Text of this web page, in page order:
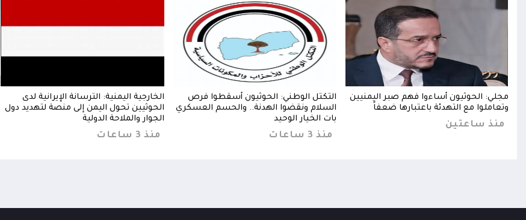
مجلي: الحوثيون أساءوا فهم صبر اليمنيين
وتعاملوا مع التهدئة باعتبارها ضعفاً
منذ ساعتين
التكتل الوطني: الحوثيون أسقطوا فرص
السلام ونقضوا الهدنة.. والحسم العسكري
بات الخيار الوحيد
منذ 3 ساعات
الخارجية اليمنية: الترسانة الإيرانية لدى
الحوثيين تحول اليمن إلى منصة لتهديد دول
الجوار والملاحة الدولية
منذ 3 ساعات